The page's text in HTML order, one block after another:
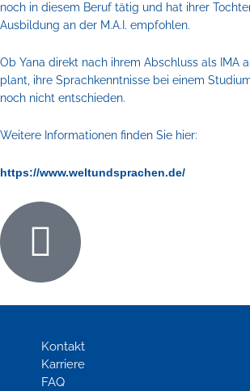
noch in diesem Beruf tätig und hat ihrer
Ausbildung an der M.A.I. empfohlen.
Ob Yana direkt nach ihrem Abschluss als IMA
plant, ihre Sprachkenntnisse bei einem
noch nicht entschieden.
Weitere Informationen finden Sie hier:
https://www.weltundsprachen.de/
Kontakt
Karriere
FAQ